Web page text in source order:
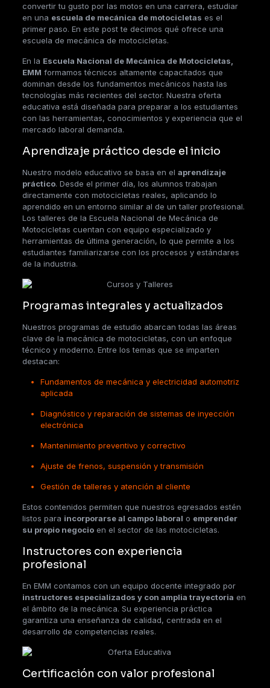
convertir tu gusto por las motos en una carrera, estudiar
en una escuela de mecánica de motocicletas es el
primer paso. En este post te decimos qué ofrece una
escuela de mecánica de motocicletas.
En la Escuela Nacional de Mecánica de Motocicletas,
EMM formamos técnicos altamente capacitados que
dominan desde los fundamentos mecánicos hasta las
tecnologías más recientes del sector. Nuestra oferta
educativa está diseñada para preparar a los estudiantes
con las herramientas, conocimientos y experiencia que el
mercado laboral demanda.
Aprendizaje práctico desde el inicio
Nuestro modelo educativo se basa en el aprendizaje
práctico. Desde el primer día, los alumnos trabajan
directamente con motocicletas reales, aplicando lo
aprendido en un entorno similar al de un taller profesional.
Los talleres de la Escuela Nacional de Mecánica de
Motocicletas cuentan con equipo especializado y
herramientas de última generación, lo que permite a los
estudiantes familiarizarse con los procesos y estándares
de la industria.
Programas integrales y actualizados
Nuestros programas de estudio abarcan todas las áreas
clave de la mecánica de motocicletas, con un enfoque
técnico y moderno. Entre los temas que se imparten
destacan:
Fundamentos de mecánica y electricidad automotriz
aplicada
Diagnóstico y reparación de sistemas de inyección
electrónica
Mantenimiento preventivo y correctivo
Ajuste de frenos, suspensión y transmisión
Gestión de talleres y atención al cliente
Estos contenidos permiten que nuestros egresados estén
listos para incorporarse al campo laboral o emprender
su propio negocioen el sector de las motocicletas.
Instructores con experiencia
profesional
En EMM contamos con un equipo docente integrado por
instructores especializados y con amplia trayectoria en
el ámbito de la mecánica. Su experiencia práctica
garantiza una enseñanza de calidad, centrada en el
desarrollo de competencias reales.
Certificación con valor profesional